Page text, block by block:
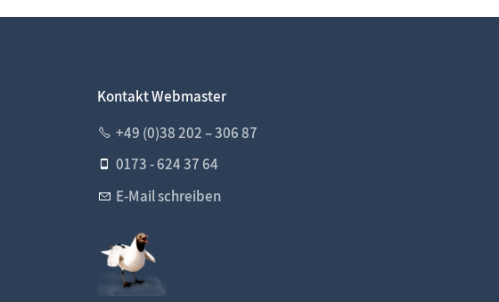
Kontakt Webmaster
+49 (0)38 202 – 306 87
0173 - 624 37 64
E-Mail schreiben